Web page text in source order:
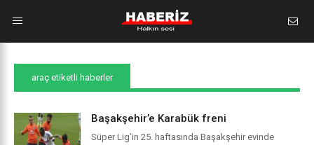
araç etiketli haberler
Başakşehir’e Karabük freni
Süper Lig’in 25. haftasında Başakşehir evinde